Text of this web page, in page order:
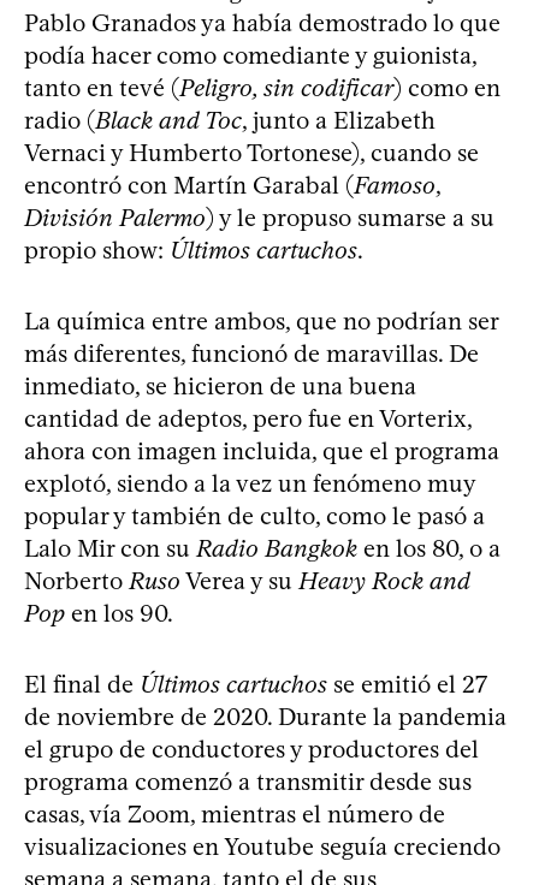
Pablo Granados ya había demostrado lo que
podía hacer como comediante y guionista,
tanto en tevé (Peligro, sin codificar) como en
radio (Black and Toc, junto a Elizabeth
Vernaci y Humberto Tortonese), cuando se
encontró con Martín Garabal (Famoso,
División Palermo) y le propuso sumarse a su
propio show: Últimos cartuchos.
La química entre ambos, que no podrían ser
más diferentes, funcionó de maravillas. De
inmediato, se hicieron de una buena
cantidad de adeptos, pero fue en Vorterix,
ahora con imagen incluida, que el programa
explotó, siendo a la vez un fenómeno muy
popular y también de culto, como le pasó a
Lalo Mir con suRadio Bangkok en los 80, o a
NorbertoRuso Verea y suHeavy Rock and
Pop en los 90.
El final de Últimos cartuchos se emitió el 27
de noviembre de 2020. Durante la pandemia
el grupo de conductores y productores del
programa comenzó a transmitir desde sus
casas, vía Zoom, mientras el número de
visualizaciones en Youtube seguía creciendo
semana a semana, tanto el de sus